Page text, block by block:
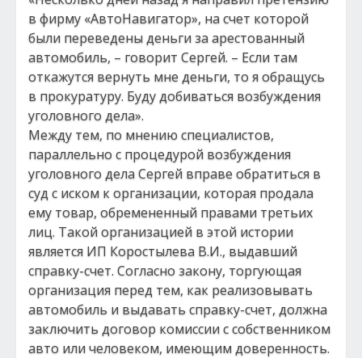
в фирму «АвтоНавигатор», на счет которой
были переведены деньги за арестованный
автомобиль, – говорит Сергей. – Если там
откажутся вернуть мне деньги, то я обращусь
в прокуратуру. Буду добиваться возбуждения
уголовного дела».
Между тем, по мнению специалистов,
параллельно с процедурой возбуждения
уголовного дела Сергей вправе обратиться в
суд с иском к организации, которая продала
ему товар, обремененный правами третьих
лиц. Такой организацией в этой истории
является ИП Коростылева В.И., выдавший
справку-счет. Согласно закону, торгующая
организация перед тем, как реализовывать
автомобиль и выдавать справку-счет, должна
заключить договор комиссии с собственником
авто или человеком, имеющим доверенность.